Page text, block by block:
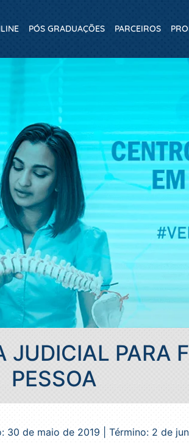
PÓS GRADUAÇÕES PARCEIROS
PARA
PESSOA
30 de maio de 2019 | Término: 2 de